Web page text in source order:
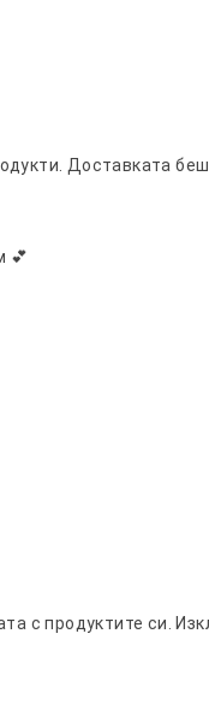
Доставката
💕
с продуктите си.